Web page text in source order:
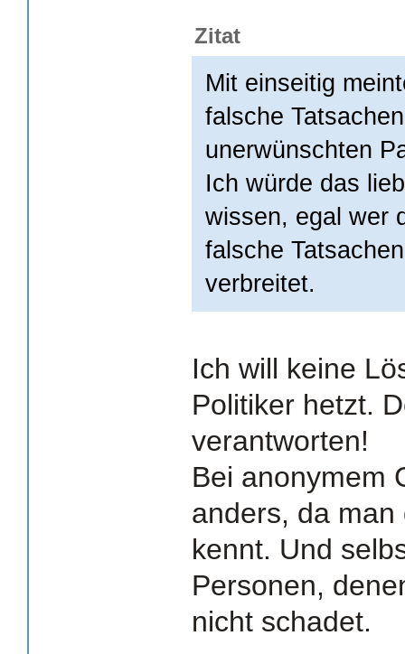
Zitat
Mit einseitig
falsche
unerwünschten
Ich würde das
wissen, egal wer
falsche
verbreitet.
Ich will keine
Politiker hetzt.
verantworten!
Bei anonymem
anders, da
kennt. Und
Personen,
nicht schadet.